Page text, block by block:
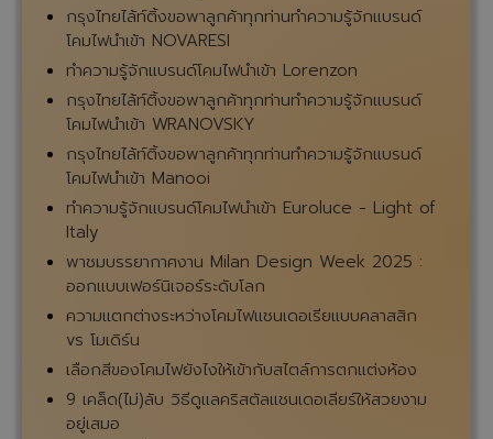
กรุงไทยไล้ท์ติ้งขอพาลูกค้าทุกท่านทำความรู้จักแบรนด์
โคมไฟนำเข้า NOVARESI
ทำความรู้จักแบรนด์โคมไฟนำเข้า Lorenzon
กรุงไทยไล้ท์ติ้งขอพาลูกค้าทุกท่านทำความรู้จักแบรนด์
โคมไฟนำเข้า WRANOVSKY
กรุงไทยไล้ท์ติ้งขอพาลูกค้าทุกท่านทำความรู้จักแบรนด์
โคมไฟนำเข้า Manooi
ทำความรู้จักแบรนด์โคมไฟนำเข้า Euroluce - Light of
Italy
พาชมบรรยากาศงาน Milan Design Week 2025 :
ออกแบบเฟอร์นิเจอร์ระดับโลก
ความแตกต่างระหว่างโคมไฟแชนเดอเรียแบบคลาสสิก
vs โมเดิร์น
เลือกสีของโคมไฟยังไงให้เข้ากับสไตล์การตกแต่งห้อง
9 เคล็ด(ไม่)ลับ วิธีดูแลคริสตัลแชนเดอเลียร์ให้สวยงาม
อยู่เสมอ